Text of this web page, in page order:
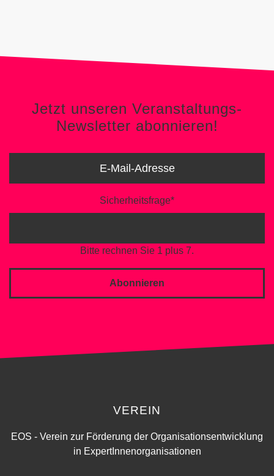
Jetzt unseren Veranstaltungs-
Newsletter abonnieren!
Sicherheitsfrage*
Bitte rechnen Sie 1 plus 7.
Abonnieren
VEREIN
EOS - Verein zur Förderung der Organisationsentwicklung
in ExpertInnenorganisationen